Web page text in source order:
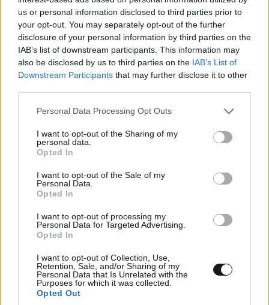
us or personal information disclosed to third parties prior to
your opt-out. You may separately opt-out of the further
disclosure of your personal information by third parties on the
IAB’s list of downstream participants. This information may
also be disclosed by us to third parties on the IAB’s List of
Downstream Participants that may further disclose it to other
Please note that this website/app uses one or more Google
not limited to your visit or usage behaviour. You may click to
grant or deny consent to Google and its third-party tags to
use your data for below specified purposes in below Google
consent section.
Personal Data Processing Opt Outs
I want to opt-out of the Sharing of my
personal data.
Opted In
I want to opt-out of the Sale of my
Personal Data.
Opted In
I want to opt-out of processing my
Personal Data for Targeted Advertising.
Opted In
I want to opt-out of Collection, Use,
Retention, Sale, and/or Sharing of my
Personal Data that Is Unrelated with the
Purposes for which it was collected.
Opted Out
ΚΟΣΜΟΣ 2 ω. πριν
Στα ίχνη της «Αράχνης» του Άσαντ: Ο